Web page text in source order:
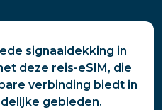
signaaldekking in
deze reis-eSIM, die
verbinding biedt in
gebieden.